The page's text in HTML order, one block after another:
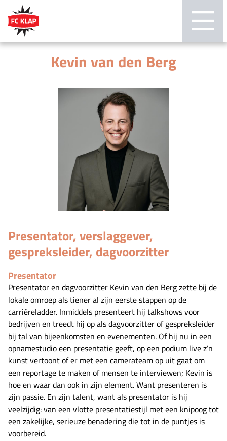
Kevin van den Berg
Presentator, verslaggever,
gespreksleider, dagvoorzitter
Presentator
Presentator en dagvoorzitter Kevin van den Berg zette bij de
lokale omroep als tiener al zijn eerste stappen op de
carrièreladder. Inmiddels presenteert hij talkshows voor
bedrijven en treedt hij op als dagvoorzitter of gespreksleider
bij tal van bijeenkomsten en evenementen. Of hij nu in een
opnamestudio een presentatie geeft, op een podium live z’n
kunst vertoont of er met een camerateam op uit gaat om
een reportage te maken of mensen te interviewen; Kevin is
hoe en waar dan ook in zijn element. Want presenteren is
zijn passie. En zijn talent, want als presentator is hij
veelzijdig: van een vlotte presentatiestijl met een knipoog tot
een zakelijke, serieuze benadering die tot in de puntjes is
voorbereid.